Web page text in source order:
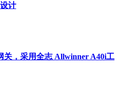
计
关，采用全志 Allwinner A40i工